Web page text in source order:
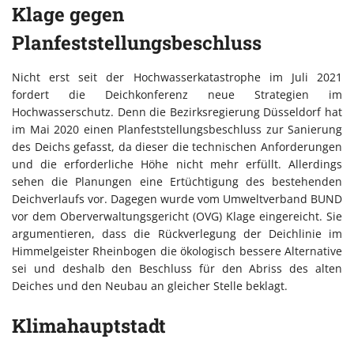
Klage gegen
Planfeststellungsbeschluss
Nicht erst seit der Hochwasserkatastrophe im Juli 2021
fordert die Deichkonferenz neue Strategien im
Hochwasserschutz. Denn die Bezirksregierung Düsseldorf hat
im Mai 2020 einen Planfeststellungsbeschluss zur Sanierung
des Deichs gefasst, da dieser die technischen Anforderungen
und die erforderliche Höhe nicht mehr erfüllt. Allerdings
sehen die Planungen eine Ertüchtigung des bestehenden
Deichverlaufs vor. Dagegen wurde vom Umweltverband BUND
vor dem Oberverwaltungsgericht (OVG) Klage eingereicht. Sie
argumentieren, dass die Rückverlegung der Deichlinie im
Himmelgeister Rheinbogen die ökologisch bessere Alternative
sei und deshalb den Beschluss für den Abriss des alten
Deiches und den Neubau an gleicher Stelle beklagt.
Klimahauptstadt